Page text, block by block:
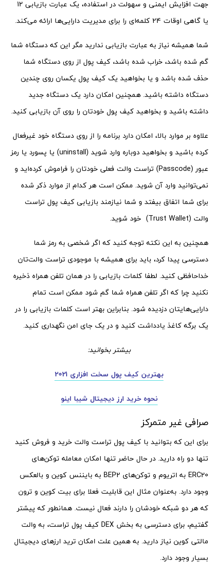
جهت افزایش ایمنی و سهولت در استفاده، یک عبارت بازیابی 12
یا گاهی اوقات 24 کلمه‌ای را برای مدیریت دارایی‌ها ارائه می‌کند.
شما همیشه نیاز به عبارت بازیابی ندارید مگر این که دستگاه شما
گم شده باشد، خراب شده باشد، کیف پول از روی دستگاه شما
حذف شده باشد و یا بخواهید یک کیف پول یکسان روی چندین
دستگاه داشته باشید. همچنین امکان دارد یک دستگاه جدید
داشته باشید و بخواهید کیف پول خودتان را روی آن بازیابی کنید.
علاوه بر موارد بالا، امکان دارد برنامه را از روی دستگاه خود غیرفعال
کرده‌ باشید و بخواهید دوباره وارد شوید (uninstall) یا پسورد یا رمز
عبور (Passcode) تراست والت فعلی خودتان را فراموش کرده‌اید و
نمی‌توانید وارد آن شوید. ممکن است هر کدام از موارد ذکر شده
برای شما اتفاق بیفتد و شما نیازمند بازیابی کیف پول تراست
والت (Trust Wallet) خود شوید.
همچنین به این نکته توجه کنید که اگر شخصی به رمز شما
دسترسی پیدا کرد، باید برای همیشه با موجودی تراست والت‌تان
خداحافظی کنید. لطفا کلمات بازیابی را در همان تلفن همراه ذخیره
نکنید چرا که اگر تلفن همراه شما گم شود ممکن است تمام
دارایی‌هایتان دزدیده شود. بنابراین بهتر است کلمات بازیابی را در
یک برگه کاغذ یادداشت کنید و در یک جای امن نگهداری کنید.
بیشتر بخوانید:
بهترین کیف پول سخت افزاری 2021
نحوه خرید ارز دیجیتال شیبا اینو
صرافی غیر متمرکز
برای این که بتوانید با کیف پول تراست والت خرید و فروش کنید
تنها دو راه دارید. در حال حاضر تنها امکان معامله توکن‌های
ERC20 به اتریوم و توکن‌های BEP2 به بایننس کوین و بالعکس
وجود دارد. به‌عنوان مثال این قابلیت فعلا برای بیت کوین و ترون
که هر دو شبکه خودشان را دارند فعال نیست. همانطور که پیشتر
گفتیم، برای دسترسی به بخش DEX کیف پول تراست، به والت
مالتی کوین نیاز دارید. به همین علت امکان ترید ارزهای دیجیتال
بسیار وجود دارد.